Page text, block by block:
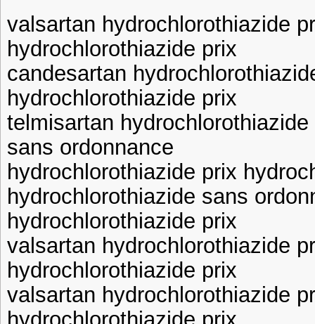
valsartan hydrochlorothiazide
hydrochlorothiazide prix
candesartan
hydrochlorothiazide prix
telmisartan
sans ordonnance
hydrochlorothiazide prix
hydrochlorothiazide sans
hydrochlorothiazide prix
valsartan hydrochlorothiazide
hydrochlorothiazide prix
valsartan hydrochlorothiazide
hydrochlorothiazide prix